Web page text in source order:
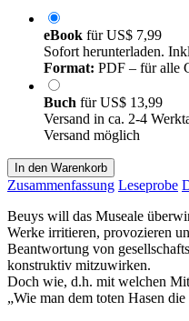
eBook fürUS$ 7,99
Sofort herunterladen.
Format: PDF – für alle
Buch fürUS$ 13,99
Versand in ca. 2-4
Versand möglich
In den Warenkorb
Zusammenfassung Leseprobe
Beuys will das Museale
Werke irritieren, provozieren
Beantwortung von
konstruktiv mitzuwirken.
Doch wie, d.h. mit welchen
„Wie man dem toten Hasen